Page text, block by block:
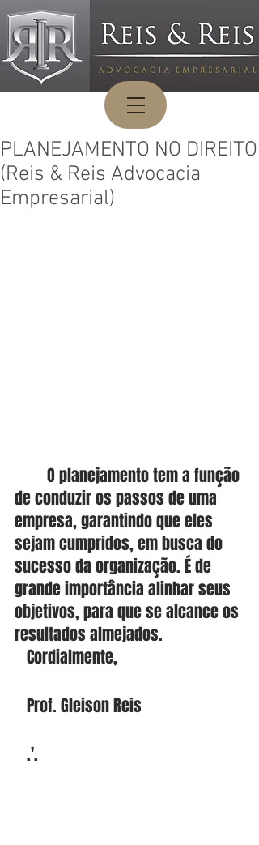
PLANEJAMENTO NO DIREITO
(Reis & Reis Advocacia
Empresarial)
de conduzir os passos de uma
empresa, garantindo que eles
sejam cumpridos, em busca do
sucesso da organização. É de
grande importância alinhar seus
objetivos, para que se alcance os
resultados almejados.
   Cordialmente,
   Prof. Gleison Reis
   .'.